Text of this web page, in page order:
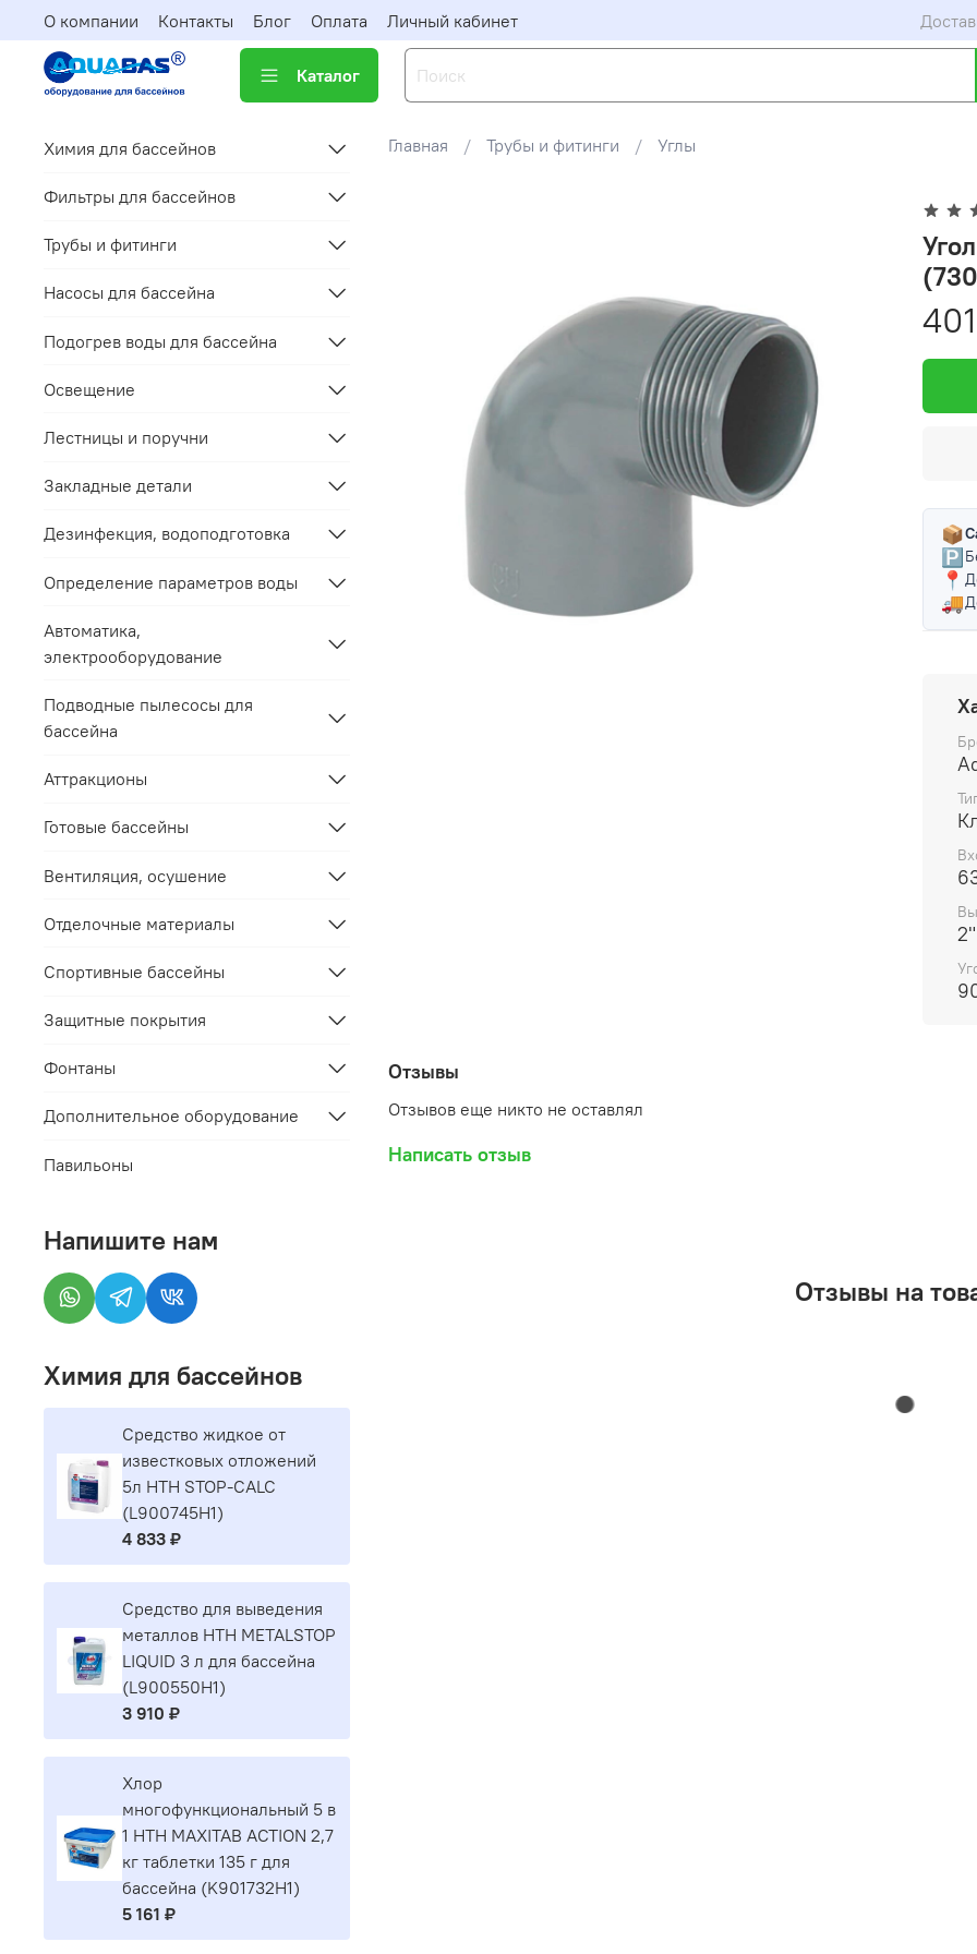
О компании Контакты Блог Оплата Личный кабинет
Каталог
Главная Трубы и фитинги Углы
📦
🅿️
📍
🚚
Отзывы
Отзывов еще никто не оставлял
Написать отзыв
Отзывы на
Химия для бассейнов
Фильтры для бассейнов
Трубы и фитинги
Насосы для бассейна
Подогрев воды для бассейна
Освещение
Лестницы и поручни
Закладные детали
Дезинфекция, водоподготовка
Определение параметров воды
Автоматика,
электрооборудование
Подводные пылесосы для
бассейна
Аттракционы
Готовые бассейны
Вентиляция, осушение
Отделочные материалы
Спортивные бассейны
Защитные покрытия
Фонтаны
Дополнительное оборудование
Павильоны
Напишите нам
Химия для бассейнов
Средство жидкое от
известковых отложений
5л HTH STOP-CALC
(L900745H1)
4 833 ₽
Средство для выведения
металлов HTH METALSTOP
LIQUID 3 л для бассейна
(L900550H1)
3 910 ₽
Хлор
многофункциональный 5 в
1 HTH MAXITAB ACTION 2,7
кг таблетки 135 г для
бассейна (K901732H1)
5 161 ₽